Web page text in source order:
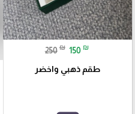
250 ₪ 150 ₪
طقم ذهبي واخضر